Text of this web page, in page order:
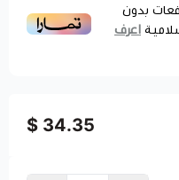
بدون
اعرف
34.35 $